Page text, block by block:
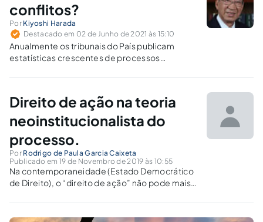
conflitos?
Por Kiyoshi Harada
Destacado em 02 de Junho de 2021 às 15:10
Anualmente os tribunais do País publicam
estatísticas crescentes de processos
seja, resolve o conflito, quando decide pelo
Direito de ação na teoria
neoinstitucionalista do
processo.
Por Rodrigo de Paula Garcia Caixeta
Publicado em 19 de Novembro de 2019 às 10:55
Na contemporaneidade (Estado Democrático
de Direito), o “direito de ação” não pode mais
humanidade aos juízos teóricos ou ideológicos
já estabilizados na consciência dos membros